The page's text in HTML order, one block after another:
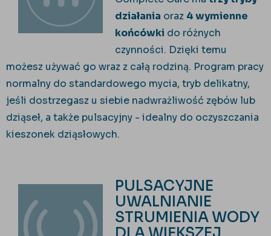
działania oraz 4 wymienne
końcówki do różnych
czynności. Dzięki temu
możesz używać go wraz z całą rodziną. Program pracy
normalny do standardowego mycia, tryb delikatny,
jeśli dostrzegasz u siebie nadwrażliwość zębów lub
dziąseł, a także pulsacyjny - idealny do oczyszczania
kieszonek dziąsłowych.
PULSACYJNE
UWALNIANIE
STRUMIENIA WODY